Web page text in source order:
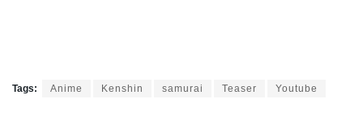
Tags: Anime Kenshin samurai Teaser Youtube